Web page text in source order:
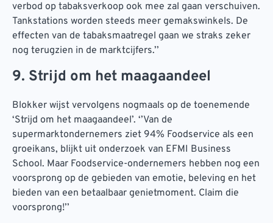
verbod op tabaksverkoop ook mee zal gaan verschuiven.
Tankstations worden steeds meer gemakswinkels. De
effecten van de tabaksmaatregel gaan we straks zeker
nog terugzien in de marktcijfers.’’
9. Strijd om het maagaandeel
Blokker wijst vervolgens nogmaals op de toenemende
‘Strijd om het maagaandeel’. ‘’Van de
supermarktondernemers ziet 94% Foodservice als een
groeikans, blijkt uit onderzoek van EFMI Business
School. Maar Foodservice-ondernemers hebben nog een
voorsprong op de gebieden van emotie, beleving en het
bieden van een betaalbaar genietmoment. Claim die
voorsprong!’’